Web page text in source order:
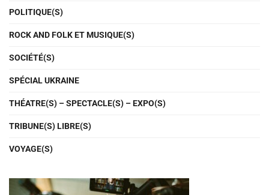
POLITIQUE(S)
ROCK AND FOLK ET MUSIQUE(S)
SOCIÉTÉ(S)
SPÉCIAL UKRAINE
THÉATRE(S) – SPECTACLE(S) – EXPO(S)
TRIBUNE(S) LIBRE(S)
VOYAGE(S)